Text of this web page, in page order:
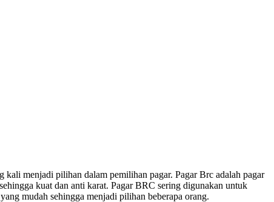
kali menjadi pilihan dalam pemilihan pagar. Pagar Brc adalah pagar
kuat dan anti karat. Pagar BRC sering digunakan untuk
mudah sehingga menjadi pilihan beberapa orang.